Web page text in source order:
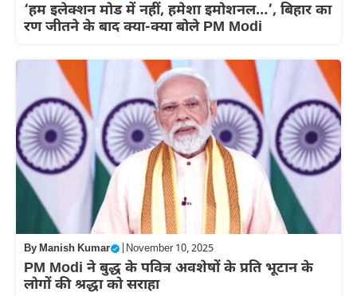
‘हम इलेक्शन मोड में नहीं, हमेशा इमोशनल…’, बिहार का
रण जीतने के बाद क्या-क्या बोले PM Modi
ByManish Kumar November 10, 2025
PM Modi ने बुद्ध के पवित्र अवशेषों के प्रति भूटान के
लोगों की श्रद्धा को सराहा